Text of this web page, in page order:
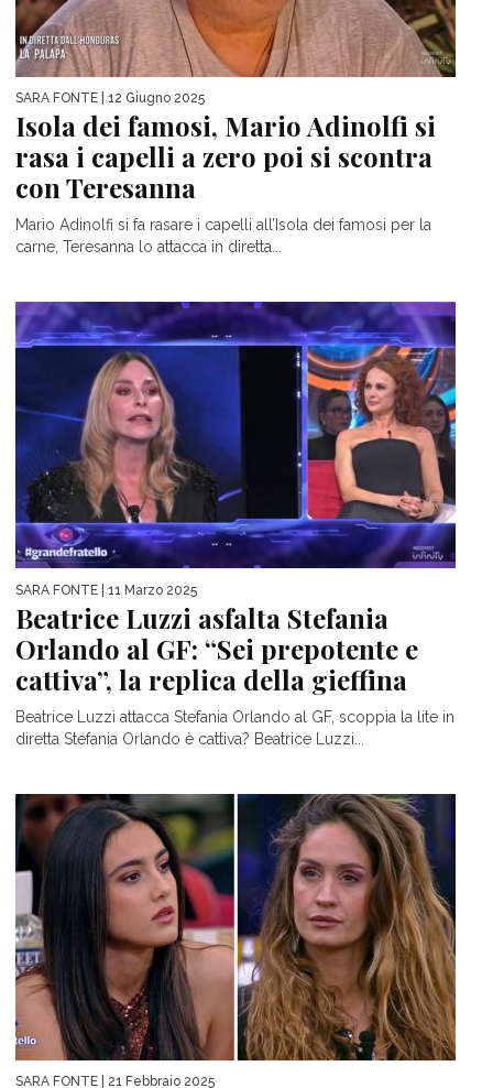
SARA FONTE | 12 Giugno 2025
Isola dei famosi, Mario Adinolfi si
rasa i capelli a zero poi si scontra
con Teresanna
Mario Adinolfi si fa rasare i capelli all’Isola dei famosi per la
carne, Teresanna lo attacca in diretta...
SARA FONTE | 11 Marzo 2025
Beatrice Luzzi asfalta Stefania
Orlando al GF: “Sei prepotente e
cattiva”, la replica della gieffina
Beatrice Luzzi attacca Stefania Orlando al GF, scoppia la lite in
diretta Stefania Orlando è cattiva? Beatrice Luzzi...
SARA FONTE | 21 Febbraio 2025